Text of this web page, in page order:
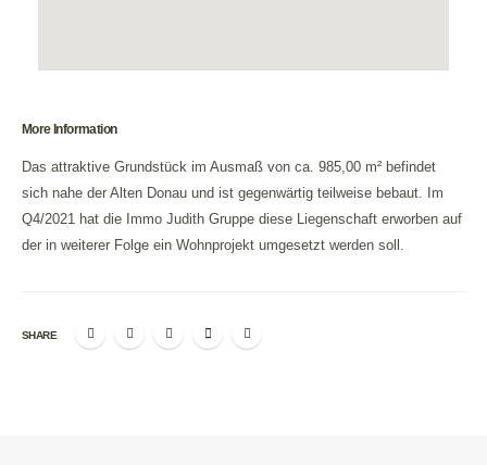
More Information
Das attraktive Grundstück im Ausmaß von ca. 985,00 m² befindet
sich nahe der Alten Donau und ist gegenwärtig teilweise bebaut. Im
Q4/2021 hat die Immo Judith Gruppe diese Liegenschaft erworben auf
der in weiterer Folge ein Wohnprojekt umgesetzt werden soll.
SHARE